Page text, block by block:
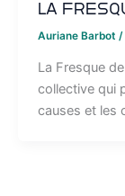
La
Auriane Barbot /
La Fresque
collective qui
causes et les